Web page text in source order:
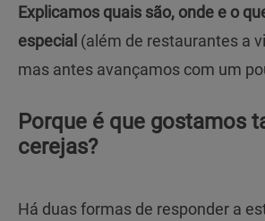
Explicamos quais são, onde e o
especial (além de restaurantes a
mas antes avançamos com um
Porque é que gostamos
cerejas?
Há duas formas de responder a